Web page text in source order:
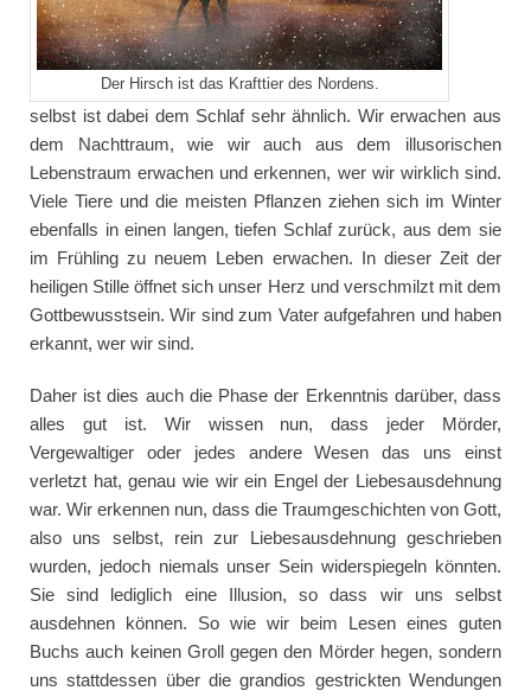
Der Hirsch ist das Krafttier des Nordens.
selbst ist dabei dem Schlaf sehr ähnlich. Wir erwachen aus
dem Nachttraum, wie wir auch aus dem illusorischen
Lebenstraum erwachen und erkennen, wer wir wirklich sind.
Viele Tiere und die meisten Pflanzen ziehen sich im Winter
ebenfalls in einen langen, tiefen Schlaf zurück, aus dem sie
im Frühling zu neuem Leben erwachen. In dieser Zeit der
heiligen Stille öffnet sich unser Herz und verschmilzt mit dem
Gottbewusstsein. Wir sind zum Vater aufgefahren und haben
erkannt, wer wir sind.
Daher ist dies auch die Phase der Erkenntnis darüber, dass
alles gut ist. Wir wissen nun, dass jeder Mörder,
Vergewaltiger oder jedes andere Wesen das uns einst
verletzt hat, genau wie wir ein Engel der Liebesausdehnung
war. Wir erkennen nun, dass die Traumgeschichten von Gott,
also uns selbst, rein zur Liebesausdehnung geschrieben
wurden, jedoch niemals unser Sein widerspiegeln könnten.
Sie sind lediglich eine Illusion, so dass wir uns selbst
ausdehnen können. So wie wir beim Lesen eines guten
Buchs auch keinen Groll gegen den Mörder hegen, sondern
uns stattdessen über die grandios gestrickten Wendungen